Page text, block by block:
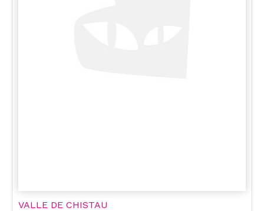
VALLE DE CHISTAU